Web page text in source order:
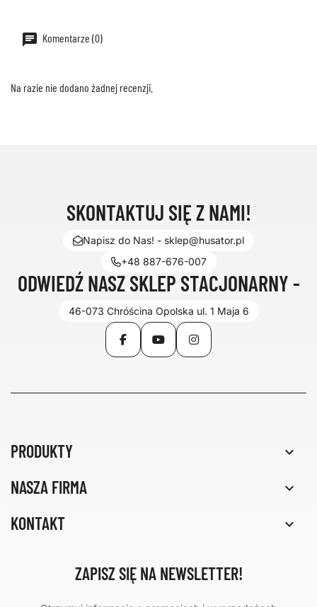
Komentarze (0)
Na razie nie dodano żadnej recenzji.
SKONTAKTUJ SIĘ Z NAMI!
Napisz do Nas! - sklep@husator.pl
+48 887-676-007
ODWIEDŹ NASZ SKLEP STACJONARNY -
46-073 Chróścina Opolska ul. 1 Maja 6
FacebookYouTubeInstagram
PRODUKTY 
NASZA FIRMA 
KONTAKT 
ZAPISZ SIĘ NA NEWSLETTER!